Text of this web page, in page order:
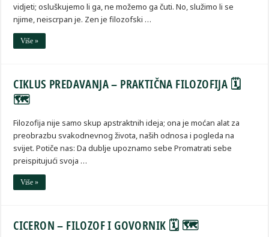
vidjeti; osluškujemo li ga, ne možemo ga čuti. No, služimo li se
njime, neiscrpan je. Zen je filozofski …
Više »
CIKLUS PREDAVANJA – PRAKTIČNA FILOZOFIJA 🗓
🗺
Filozofija nije samo skup apstraktnih ideja; ona je moćan alat za
preobrazbu svakodnevnog života, naših odnosa i pogleda na
svijet. Potiče nas: Da dublje upoznamo sebe Promatrati sebe
preispitujući svoja …
Više »
CICERON – FILOZOF I GOVORNIK 🗓 🗺